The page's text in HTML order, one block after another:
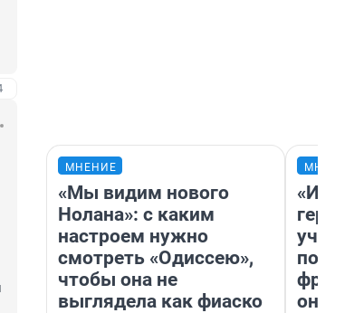
МНЕНИЕ
«Мы видим нового
Нолана»: с каким
настроем нужно
смотреть «Одиссею»,
чтобы она не
выглядела как фиаско
учит
она